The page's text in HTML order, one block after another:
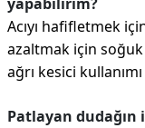
Acıyı hafifletmek
azaltmak için
ağrı kesici
Patlayan dudağın